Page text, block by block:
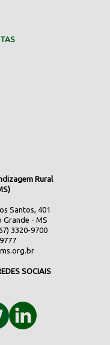
Rural
Santos, 401
Grande - MS
3320-9700
SOCIAIS